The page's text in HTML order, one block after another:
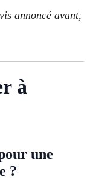
annoncé avant,
à
une
?